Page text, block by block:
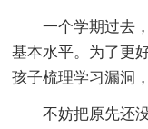
一个学期过去，
基本水平。为了更
孩子梳理学习漏洞
不妨把原先还没